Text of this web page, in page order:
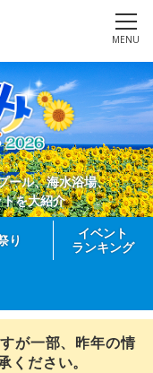
MENU
ール、海水浴場、
を大紹介
り
イベント
ランキング
が一部、昨年の情
ください。